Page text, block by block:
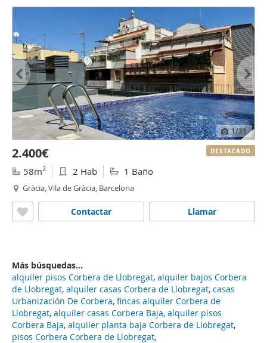
1/31
2.400€
58m2 2 Hab 1 Baño
Gràcia, Vila de Gràcia, Barcelona
Llamar
Contactar
DESTACADO
Más búsquedas...
alquiler pisos Corbera de Llobregat, alquiler bajos Corbera
de Llobregat, alquiler casas Corbera de Llobregat, casas
Urbanización De Corbera, fincas alquiler Corbera de
Llobregat, alquiler casas Corbera Baja, alquiler pisos
Corbera Baja, alquiler planta baja Corbera de Llobregat,
pisos Corbera Corbera de Llobregat,